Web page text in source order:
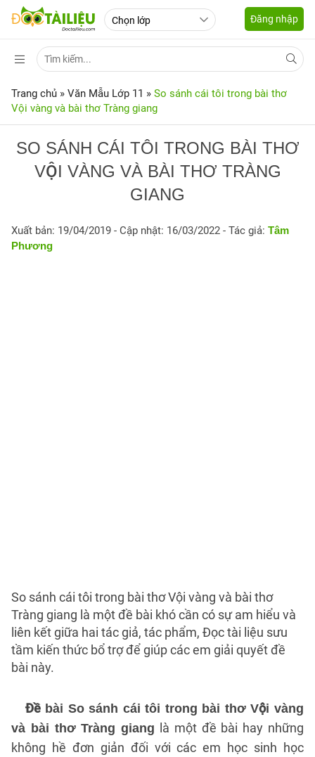
Đăng nhập
Trang chủ » Văn Mẫu Lớp 11 » So sánh cái tôi trong bài thơ
Vội vàng và bài thơ Tràng giang
SO SÁNH CÁI TÔI TRONG BÀI THƠ
VỘI VÀNG VÀ BÀI THƠ TRÀNG
GIANG
Xuất bản: 19/04/2019 - Cập nhật: 16/03/2022 - Tác giả: Tâm
Phương
So sánh cái tôi trong bài thơ Vội vàng và bài thơ
Tràng giang là một đề bài khó cần có sự am hiểu và
liên kết giữa hai tác giả, tác phẩm, Đọc tài liệu sưu
tầm kiến thức bổ trợ để giúp các em giải quyết đề
bài này.
Đề bài So sánh cái tôi trong bài thơ Vội vàng
và bài thơ Tràng giang là một đề bài hay những
không hề đơn giản đối với các em học sinh học